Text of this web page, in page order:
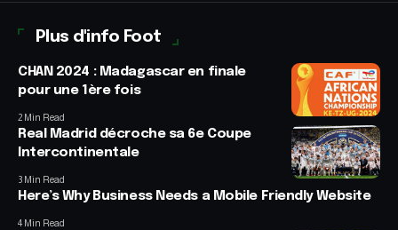
Plus d'info Foot
CHAN 2024 : Madagascar en finale
pour une 1ère fois
2 Min Read
Real Madrid décroche sa 6e Coupe
Intercontinentale
3 Min Read
Here’s Why Business Needs a Mobile Friendly Website
4 Min Read